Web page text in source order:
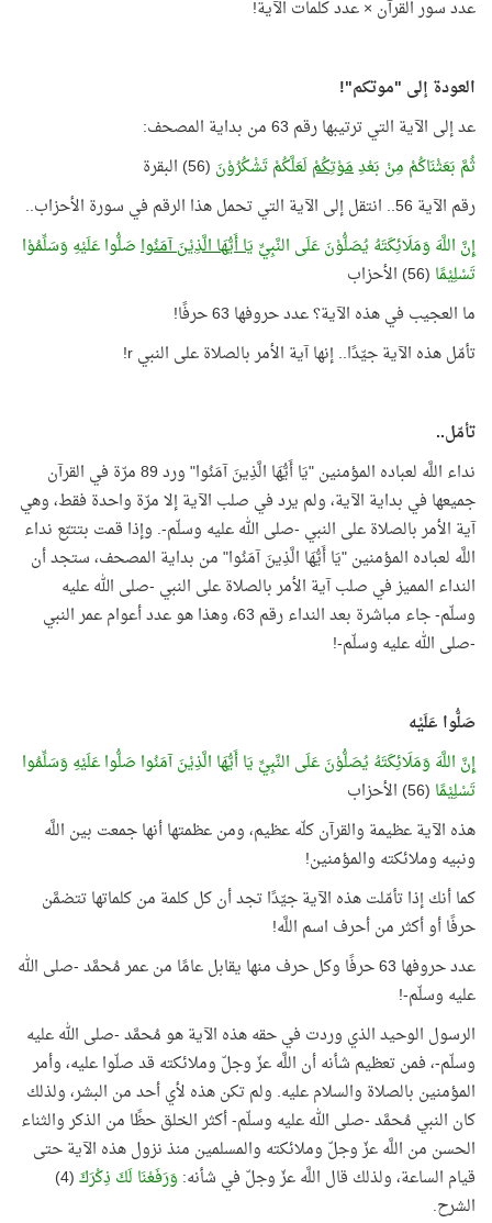
عدد سور القرآن × عدد كلمات الآية!
العودة إلى "موتكم"!
عد إلى الآية التي ترتيبها رقم 63 من بداية المصحف:
ثُمَّ بَعَثْنَاكُمْ مِنْ بَعْدِمَوْتِكُمْلَعَلَّكُمْ تَشْكُرُوْنَ (56) البقرة
رقم الآية 56.. انتقل إلى الآية التي تحمل هذا الرقم في سورة الأحزاب..
إِنَّ اللَّهَ وَمَلَائِكَتَهُ يُصَلُّوْنَ عَلَى النَّبِيِّ يَا أَيُّهَا الَّذِيْنَ آمَنُواصَلُّوا عَلَيْهِ وَسَلِّمُوْا
تَسْلِيْمًا (56) الأحزاب
ما العجيب في هذه الآية؟ عدد حروفها 63 حرفًا!
تأمّل هذه الآية جيّدًا.. إنها آية الأمر بالصلاة على النبيr
!
تأمّل..
نداء اللَّه لعباده المؤمنين "يَا أَيُّهَا الَّذِينَ آمَنُوا" ورد 89 مرّة في القرآن
جميعها في بداية الآية، ولم يرد في صلب الآية إلا مرّة واحدة فقط، وهي
آية الأمر بالصلاة على النبي -صلى الله عليه وسلّم-. وإذا قمت بتتبّع نداء
اللَّه لعباده المؤمنين "يَا أَيُّهَا الَّذِينَ آمَنُوا" من بداية المصحف، ستجد أن
النداء المميز في صلب آية الأمر بالصلاة على النبي -صلى الله عليه
وسلّم- جاء مباشرة بعد النداء رقم 63، وهذا هو عدد أعوام عمر النبي
-صلى الله عليه وسلّم-!
صَلُّوا عَلَيْه
إِنَّ اللَّهَ وَمَلَائِكَتَهُ يُصَلُّوْنَ عَلَى النَّبِيِّ يَا أَيُّهَا الَّذِيْنَ آمَنُوا صَلُّوا عَلَيْهِ وَسَلِّمُوا
تَسْلِيْمًا (56) الأحزاب
هذه الآية عظيمة والقرآن كلّه عظيم، ومن عظمتها أنها جمعت بين اللَّه
ونبيه وملائكته والمؤمنين!
كما أنك إذا تأمّلت هذه الآية جيّدًا تجد أن كل كلمة من كلماتها تتضمَّن
حرفًا أو أكثر من أحرف اسم اللَّه!
عدد حروفها 63 حرفًا وكل حرف منها يقابل عامًا من عمر مُحمَّد -صلى الله
عليه وسلّم-!
الرسول الوحيد الذي وردت في حقه هذه الآية هو مُحمَّد -صلى الله عليه
وسلّم-، فمن تعظيم شأنه أن اللَّه عزّ وجلّ وملائكته قد صلّوا عليه، وأمر
المؤمنين بالصلاة والسلام عليه. ولم تكن هذه لأي أحد من البشر، ولذلك
كان النبي مُحمَّد -صلى الله عليه وسلّم- أكثر الخلق حظًا من الذكر والثناء
الحسن من اللَّه عزّ وجلّ وملائكته والمسلمين منذ نزول هذه الآية حتى
قيام الساعة، ولذلك قال اللَّه عزّ وجلّ في شأنه: وَرَفَعْنَا لَكَ ذِكْرَكَ
(4)
الشرح.